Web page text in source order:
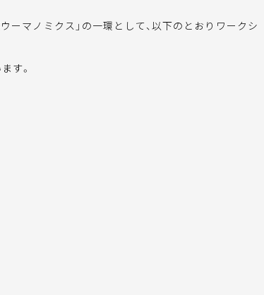
ーマノミクス」の一環として、以下のとおりワークシ
す。